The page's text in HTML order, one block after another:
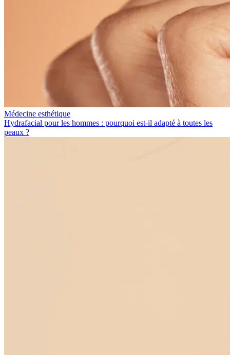
Médecine esthétique
Hydrafacial pour les hommes : pourquoi est-il adapté à toutes les
peaux ?